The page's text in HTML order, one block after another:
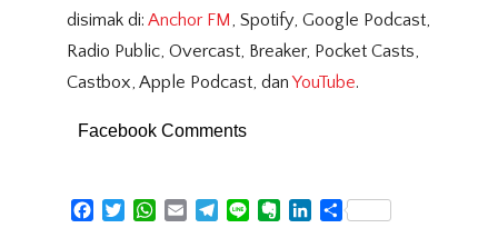
disimak di: Anchor FM , Spotify, Google Podcast,
Radio Public, Overcast, Breaker, Pocket Casts,
Castbox, Apple Podcast, danYouTube.
Facebook Comments
FacebookTwitterWhatsApp
Email Telegram
Line Evernote
LinkedIn
Share